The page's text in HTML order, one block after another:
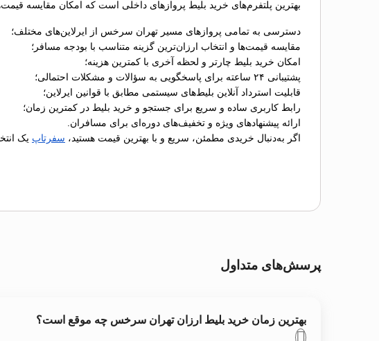
بهترین پلتفرم‌های خرید بلیط پروازهای داخلی است که امکان مقایسه
دسترسی به تمامی پروازهای مسیر تهران سرخس از ایرلاین‌های مختلف؛
مقایسه قیمت‌ها و انتخاب ارزان‌ترین گزینه متناسب با بودجه مسافر؛
امکان خرید بلیط چارتر و لحظه آخری با کمترین هزینه؛
پشتیبانی ۲۴ ساعته برای پاسخگویی به سؤالات و مشکلات احتمالی؛
قابلیت استرداد آنلاین بلیط‌های سیستمی مطابق با قوانین ایرلاین؛
رابط کاربری ساده و سریع برای جستجو و خرید بلیط در کمترین زمان؛
ارائه پیشنهادهای ویژه و تخفیف‌های دوره‌ای برای مسافران.
اگر به‌دنبال خریدی مطمئن، سریع و با بهترین قیمت هستید، سفرتاپ یک
پرسش‌های متداول
بهترین زمان خرید بلیط ارزان تهران سرخس چه موقع است؟